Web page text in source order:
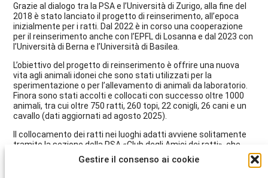
Gestire il consenso ai cookie
Grazie al dialogo tra la PSA e l’Università di Zurigo, alla fine del
2018 è stato lanciato il progetto di reinserimento, all’epoca
inizialmente per i ratti. Dal 2022 è in corso una cooperazione
per il reinserimento anche con l’EPFL di Losanna e dal 2023 con
l’Università di Berna e l’Università di Basilea.
L’obiettivo del progetto di reinserimento è offrire una nuova
vita agli animali idonei che sono stati utilizzati per la
sperimentazione o per l’allevamento di animali da laboratorio.
Finora sono stati accolti e collocati con successo oltre 1000
animali, tra cui oltre 750 ratti, 260 topi, 22 conigli, 26 cani e un
cavallo (dati aggiornati ad agosto 2025).
Il collocamento dei ratti nei luoghi adatti avviene solitamente
tramite la sezione della PSA «Club degli Amici dei ratti», che
finora è riuscita a dare una nuova casa a tutti gli animali
mansueti e vivaci. I topi e gli altri animali inclusi nel progetto di